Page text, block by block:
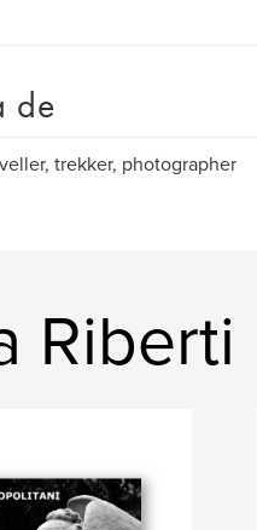
de
trekker, photographer
Riberti